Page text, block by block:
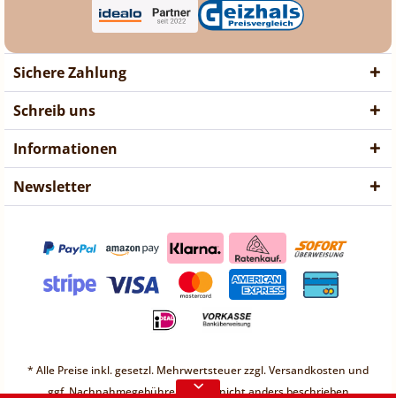
Vorübergehend sind keine
Bestellungen möglich.
Sichere Zahlung
Schreib uns
Informationen
Newsletter
* Alle Preise inkl. gesetzl. Mehrwertsteuer zzgl.Versandkosten und
ggf. Nachnahmegebühren, wenn nicht anders beschrieben